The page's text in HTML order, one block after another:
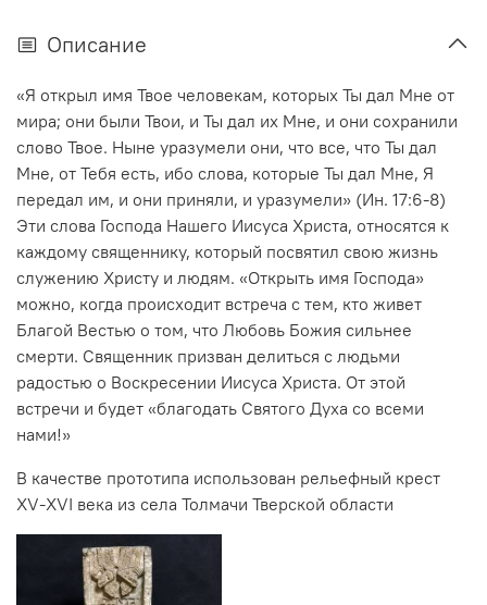
Описание
«Я открыл имя Твое человекам, которых Ты дал Мне от
мира; они были Твои, и Ты дал их Мне, и они сохранили
слово Твое. Ныне уразумели они, что все, что Ты дал
Мне, от Тебя есть, ибо слова, которые Ты дал Мне, Я
передал им, и они приняли, и уразумели» (Ин. 17:6-8)
Эти слова Господа Нашего Иисуса Христа, относятся к
каждому священнику, который посвятил свою жизнь
служению Христу и людям. «Открыть имя Господа»
можно, когда происходит встреча с тем, кто живет
Благой Вестью о том, что Любовь Божия сильнее
смерти. Священник призван делиться с людьми
радостью о Воскресении Иисуса Христа. От этой
встречи и будет «благодать Святого Духа со всеми
нами!»
В качестве прототипа использован рельефный крест
XV-XVI века из села Толмачи Тверской области